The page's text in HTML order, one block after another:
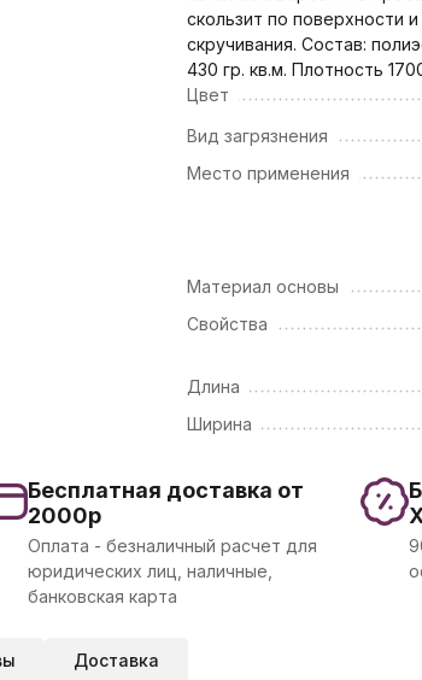
скользит по поверхности
скручивания. Состав:
430 гр. кв.м. Плотность
Цвет
Вид загрязнения
Место применения
Материал основы
Свойства
Длина
Ширина
Бесплатная доставка от
2000р
Оплата - безналичный расчет для
юридических лиц, наличные,
банковская карта
Доставка